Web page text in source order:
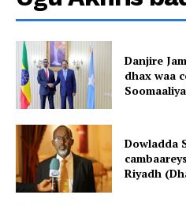
Danjire
dhax waa
Dowladda
Riyadh